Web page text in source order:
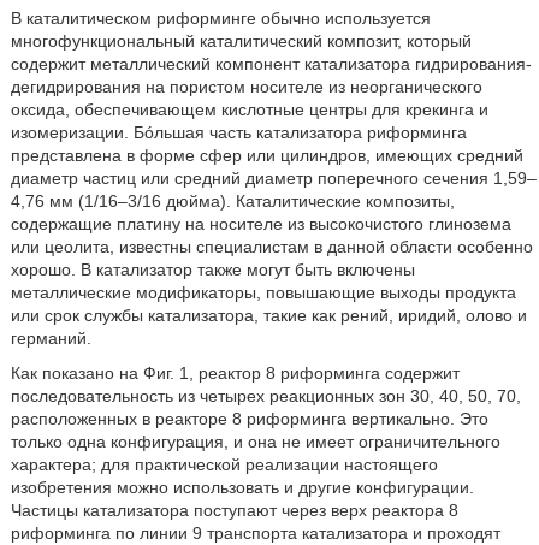
В каталитическом риформинге обычно используется
многофункциональный каталитический композит, который
содержит металлический компонент катализатора гидрирования-
дегидрирования на пористом носителе из неорганического
оксида, обеспечивающем кислотные центры для крекинга и
изомеризации. Бóльшая часть катализатора риформинга
представлена в форме сфер или цилиндров, имеющих средний
диаметр частиц или средний диаметр поперечного сечения 1,59–
4,76 мм (1/16–3/16 дюйма). Каталитические композиты,
содержащие платину на носителе из высокочистого глинозема
или цеолита, известны специалистам в данной области особенно
хорошо. В катализатор также могут быть включены
металлические модификаторы, повышающие выходы продукта
или срок службы катализатора, такие как рений, иридий, олово и
германий.
Как показано на Фиг. 1, реактор 8 риформинга содержит
последовательность из четырех реакционных зон 30, 40, 50, 70,
расположенных в реакторе 8 риформинга вертикально. Это
только одна конфигурация, и она не имеет ограничительного
характера; для практической реализации настоящего
изобретения можно использовать и другие конфигурации.
Частицы катализатора поступают через верх реактора 8
риформинга по линии 9 транспорта катализатора и проходят